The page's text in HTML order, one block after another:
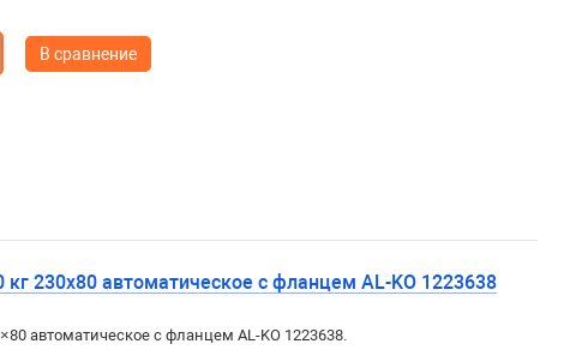
В сравнение
кг 230х80 автоматическое с фланцем AL-KO 1223638
автоматическое с фланцем AL-KO 1223638.